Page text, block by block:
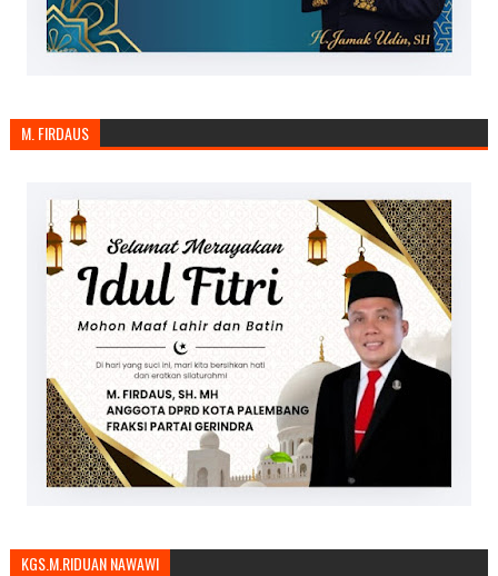
M. FIRDAUS
KGS.M.RIDUAN NAWAWI